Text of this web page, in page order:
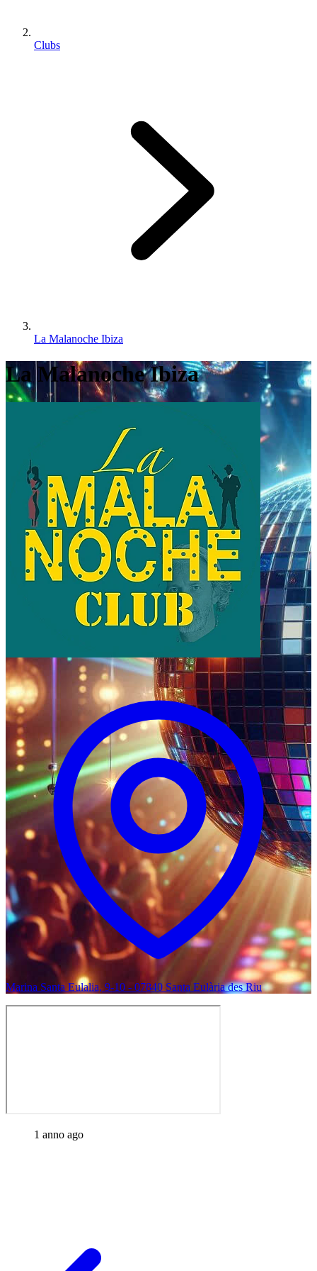
Clubs
La Malanoche Ibiza
La Malanoche Ibiza
Marina Santa Eulalia, 9-10 - 07840 Santa Eulària des Riu
1 anno ago